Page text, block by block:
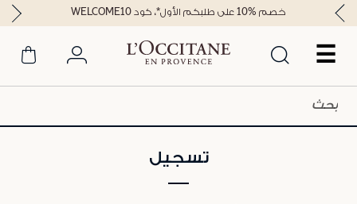
☰
خصم %10 على طلبكم الأول*، كود WELCOME10
تسجيل